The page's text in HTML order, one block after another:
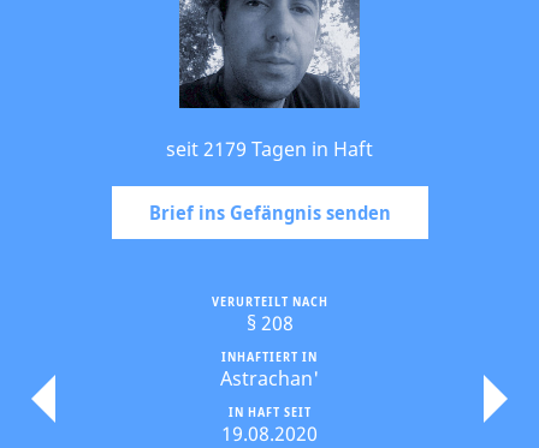
seit 2179 Tagen in Haft
Brief ins Gefängnis senden
IN HAFT SEIT
19.08.2020
INHAFTIERT IN
Astrachan'
VERURTEILT NACH
§ 208